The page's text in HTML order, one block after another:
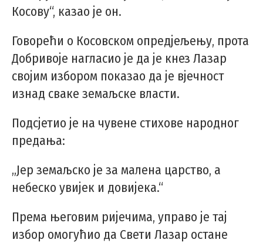
Косову“, казао је он.
Говорећи о Косовском опредјељењу, прота
Добривоје нагласио је да је кнез Лазар
својим избором показао да је вјечност
изнад сваке земаљске власти.
Подсјетио је на чувене стихове народног
предања:
„Јер земаљско је за малена царство, а
небеско увијек и довијека.“
Према његовим ријечима, управо је тај
избор омогућио да Свети Лазар остане